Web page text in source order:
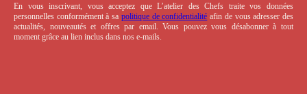
En vous inscrivant, vous acceptez que L’atelier des Chefs traite vos données
personnelles conformément à sa politique de confidentialité afin de vous adresser des
actualités, nouveautés et offres par email. Vous pouvez vous désabonner à tout
moment grâce au lien inclus dans nos e-mails.